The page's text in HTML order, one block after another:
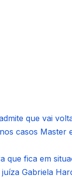
que vai
casos
que fica em
Gabriela